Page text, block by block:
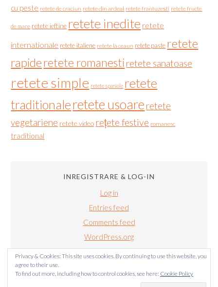
cu peste retete de craciun retete din ardeal retete frantuzesti retete fructe
de mare retete ieftine retete inedite retete
internationale retete italiene retete la ceaun retete paste retete
rapideretete romanesti retete sanatoase
retete simple retete spaniole retete
traditionaleretete usoare retete
vegetariene retete video rețete festive romanesc
traditional
INREGISTRARE & LOG-IN
Log in
Entries feed
Comments feed
WordPress.org
Privacy & Cookies: This site uses cookies. By continuing to use this website, you
agree to their use.
To find out more, including how to control cookies, see here: Cookie Policy